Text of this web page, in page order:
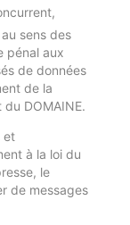
sens des
pénal aux
de données
de la
du DOMAINE.
et
à la loi du
le
de messages